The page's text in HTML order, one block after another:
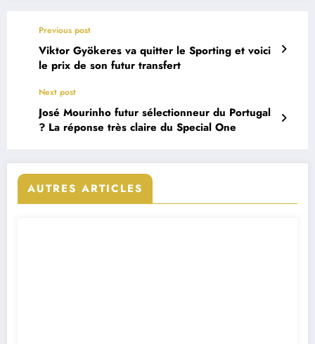
Previous post
Viktor Gyökeres va quitter le Sporting et voici
le prix de son futur transfert
Next post
José Mourinho futur sélectionneur du Portugal
? La réponse très claire du Special One
AUTRES ARTICLES